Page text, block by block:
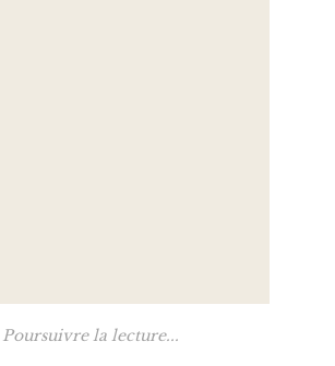
Poursuivre la lecture...